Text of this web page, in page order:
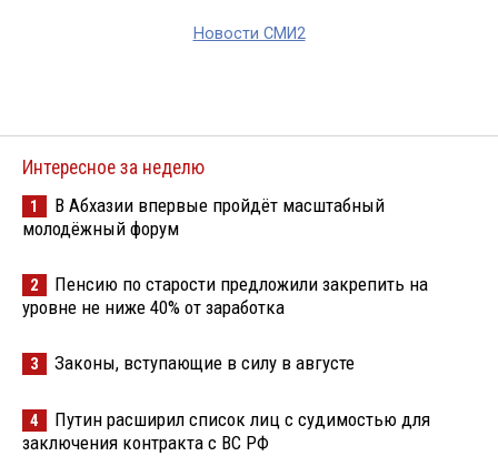
Новости СМИ2
Интересное за неделю
1
В Абхазии впервые пройдёт масштабный
молодёжный форум
2
Пенсию по старости предложили закрепить на
уровне не ниже 40% от заработка
3 Законы, вступающие в силу в августе
4
Путин расширил список лиц с судимостью для
заключения контракта с ВС РФ